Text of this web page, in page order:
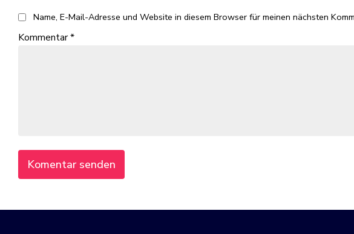
Name, E-Mail-Adresse und Website in diesem Browser für meinen nächsten
Kommentar*